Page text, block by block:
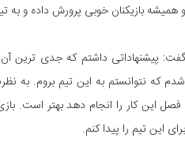
بازیکنان خوبی پرورش داده و به
پیشنهاداتی داشتم که جدی ترین
که نتوانستم به این تیم بروم. به
این کار را انجام دهد بهتر است.
این تیم را پیدا کنم.